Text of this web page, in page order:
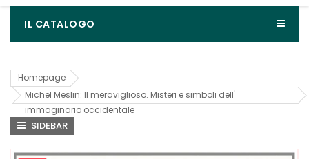
IL CATALOGO
Homepage
Michel Meslin: Il meraviglioso. Misteri e simboli dell'
immaginario occidentale
SIDEBAR